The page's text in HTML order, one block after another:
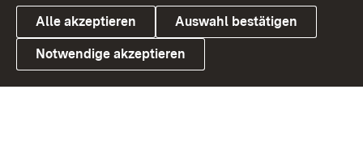
Link zum Landesportal
Alle akzeptieren Auswahl bestätigen
Notwendige akzeptieren